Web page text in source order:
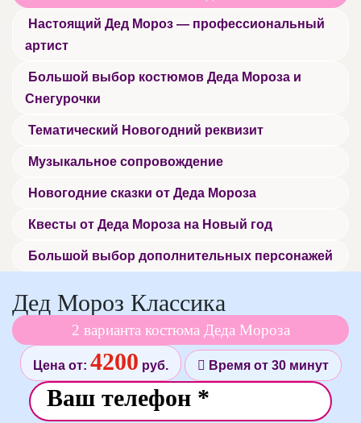
Настоящий Дед Мороз — профессиональный
артист
Большой выбор костюмов Деда Мороза и
Снегурочки
Тематический Новогодний реквизит
Музыкальное сопровождение
Новогодние сказки от Деда Мороза
Квесты от Деда Мороза на Новый год
Большой выбор дополнительных персонажей
Дед Мороз Классика
2 варианта костюма Деда Мороза
Цена от: 4200 руб. Время от 30 минут